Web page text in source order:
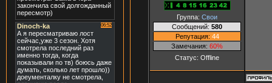
Группа: Свои
Сообщений: 580
Репутация: 44
Замечания: 60%
Статус: Offline